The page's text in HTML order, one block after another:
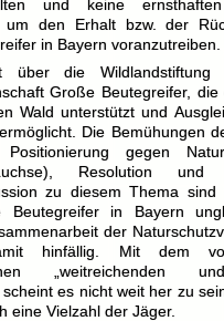
und keine
um den Erhalt bzw. der
in Bayern voranzutreiben.
über die
Große Beutegreifer,
Wald unterstützt und
Die Bemühungen
gegen
Resolution und
zu diesem Thema
Beutegreifer in Bayern
der
hinfällig. Mit dem
„weitreichenden
scheint es nicht weit her zu
eine Vielzahl der Jäger.